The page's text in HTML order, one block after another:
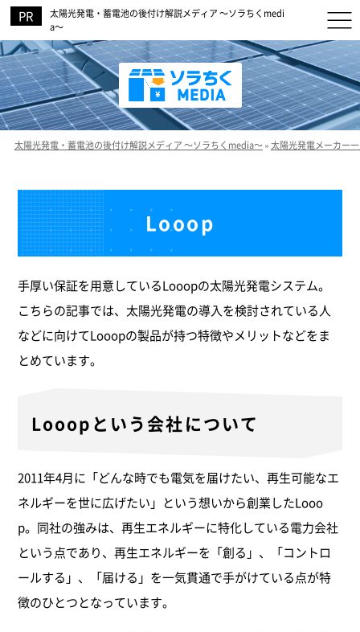
太陽光発電・蓄電池の後付け解説メディア ～ソラちくmedi
a～
太陽光発電・蓄電池の後付け解説メディア ～ソラちくmedia～»太陽光発電メーカー
Looop
手厚い保証を用意しているLooopの太陽光発電システム。
こちらの記事では、太陽光発電の導入を検討されている人
などに向けてLooopの製品が持つ特徴やメリットなどをま
とめています。
Looopという会社について
2011年4月に「どんな時でも電気を届けたい、再生可能なエ
ネルギーを世に広げたい」という想いから創業したLooo
p。同社の強みは、再生エネルギーに特化している電力会社
という点であり、再生エネルギーを「創る」、「コントロ
ールする」、「届ける」を一気貫通で手がけている点が特
徴のひとつとなっています。